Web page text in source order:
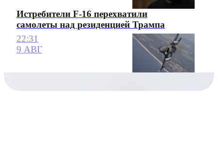
Истребители F-16 перехватили
самолеты над резиденцией Трампа
22:31
9 АВГ